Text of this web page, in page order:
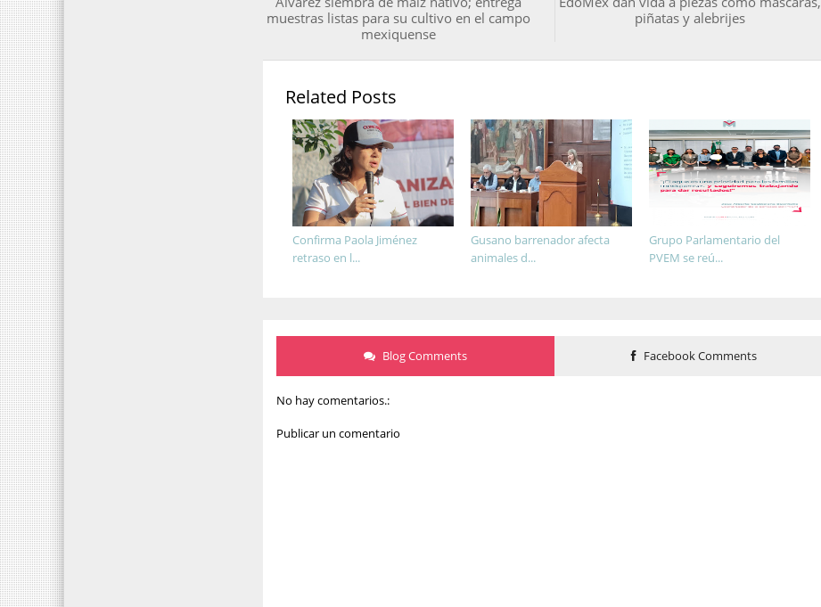
piñatas y alebrijes
muestras listas para su cultivo en el campo
mexiquense
Related Posts
Grupo Parlamentario del
PVEM se reú...
Gusano barrenador afecta
animales d...
Confirma Paola Jiménez
retraso en l...
Blog Comments Facebook Comments
No hay comentarios.:
Publicar un comentario